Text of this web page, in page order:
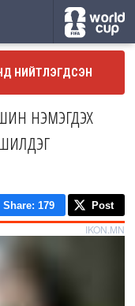
НИЙТЛЭГДСЭН
нэмэгдэх
Share: 179 Post
IKON.MN